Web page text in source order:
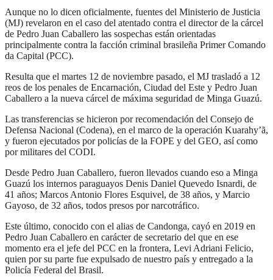
Aunque no lo dicen oficialmente, fuentes del Ministerio de Justicia
(MJ) revelaron en el caso del atentado contra el director de la cárcel
de Pedro Juan Caballero las sospechas están orientadas
principalmente contra la facción criminal brasileña Primer Comando
da Capital (PCC).
Resulta que el martes 12 de noviembre pasado, el MJ trasladó a 12
reos de los penales de Encarnación, Ciudad del Este y Pedro Juan
Caballero a la nueva cárcel de máxima seguridad de Minga Guazú.
Las transferencias se hicieron por recomendación del Consejo de
Defensa Nacional (Codena), en el marco de la operación Kuarahy’ã,
y fueron ejecutados por policías de la FOPE y del GEO, así como
por militares del CODI.
Desde Pedro Juan Caballero, fueron llevados cuando eso a Minga
Guazú los internos paraguayos Denis Daniel Quevedo Isnardi, de
41 años; Marcos Antonio Flores Esquivel, de 38 años, y Marcio
Gayoso, de 32 años, todos presos por narcotráfico.
Este último, conocido con el alias de Candonga, cayó en 2019 en
Pedro Juan Caballero en carácter de secretario del que en ese
momento era el jefe del PCC en la frontera, Levi Adriani Felicio,
quien por su parte fue expulsado de nuestro país y entregado a la
Policía Federal del Brasil.